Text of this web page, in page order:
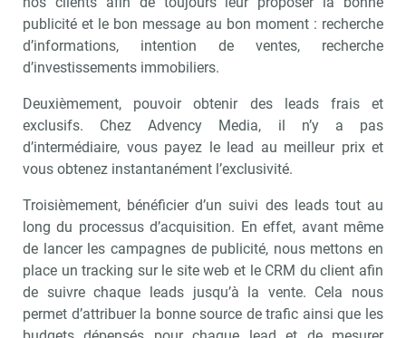
publicité et le bon message au bon moment : recherche
d’informations, intention de ventes, recherche
d’investissements immobiliers.
Deuxièmement, pouvoir obtenir des leads frais et
exclusifs. Chez Advency Media, il n’y a pas
d’intermédiaire, vous payez le lead au meilleur prix et
vous obtenez instantanément l’exclusivité.
Troisièmement, bénéficier d’un suivi des leads tout au
long du processus d’acquisition. En effet, avant même
de lancer les campagnes de publicité, nous mettons en
place un tracking sur le site web et le CRM du client afin
de suivre chaque leads jusqu’à la vente. Cela nous
permet d’attribuer la bonne source de trafic ainsi que les